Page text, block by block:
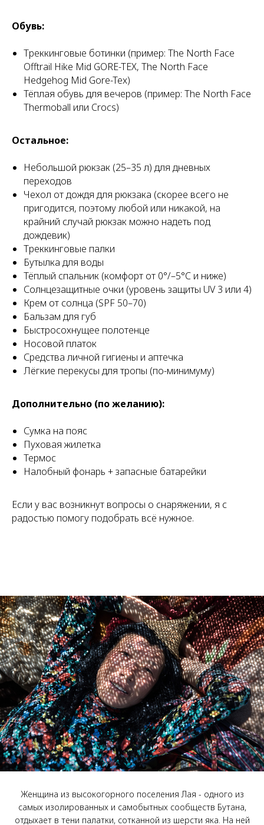
Обувь:
Треккинговые ботинки (пример: The North Face
Offtrail Hike Mid GORE-TEX, The North Face
Hedgehog Mid Gore-Tex)
Тёплая обувь для вечеров (пример: The North Face
Thermoball или Crocs)
Остальное:
Небольшой рюкзак (25–35 л) для дневных
переходов
Чехол от дождя для рюкзака (скорее всего не
пригодится, поэтому любой или никакой, на
крайний случай рюкзак можно надеть под
дождевик)
Треккинговые палки
Бутылка для воды
Тёплый спальник (комфорт от 0°/–5°C и ниже)
Солнцезащитные очки (уровень защиты UV 3 или 4)
Крем от солнца (SPF 50–70)
Бальзам для губ
Быстросохнущее полотенце
Носовой платок
Средства личной гигиены и аптечка
Лёгкие перекусы для тропы (по-минимуму)
Дополнительно (по желанию):
Сумка на пояс
Пуховая жилетка
Термос
Налобный фонарь + запасные батарейки
Если у вас возникнут вопросы о снаряжении, я с
радостью помогу подобрать всё нужное.
Женщина из высокогорного поселения Лая - одного из
самых изолированных и самобытных сообществ Бутана,
отдыхает в тени палатки, сотканной из шерсти яка. На ней